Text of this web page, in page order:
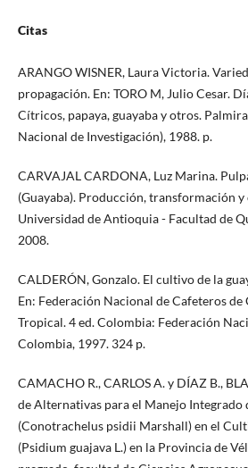
Citas
ARANGO WISNER, Laura Victoria.
propagación. En: TORO M, Julio Cesar.
Cítricos, papaya, guayaba y otros.
Nacional de Investigación), 1988. p.
CARVAJAL CARDONA, Luz Marina.
(Guayaba). Producción, transformación
Universidad de Antioquia - Facultad de
2008.
CALDERÓN, Gonzalo. El cultivo de la
En: Federación Nacional de Cafeteros
Tropical. 4 ed. Colombia: Federación
Colombia, 1997. 324 p.
CAMACHO R., CARLOS A. y DÍAZ B.,
de Alternativas para el Manejo Integrado
(Conotrachelus psidii Marshall) en el
(Psidium guajava L.) en la Provincia de